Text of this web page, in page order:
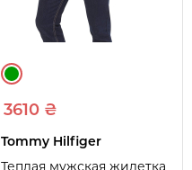
3610 ₴
Tommy Hilfiger
Теплая мужская жилетка